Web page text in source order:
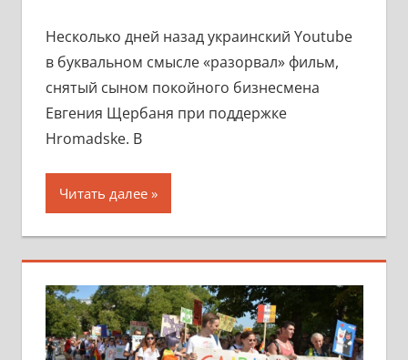
Несколько дней назад украинский Youtube
в буквальном смысле «разорвал» фильм,
снятый сыном покойного бизнесмена
Евгения Щербаня при поддержке
Hromadske. В
Читать далее